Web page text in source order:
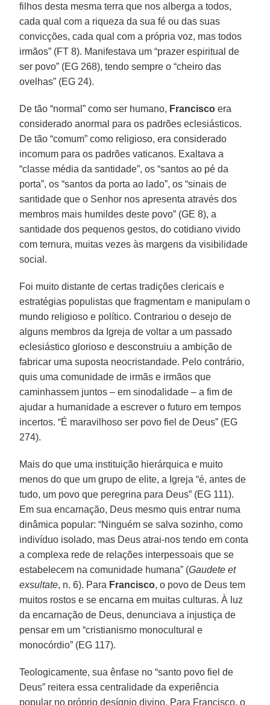
filhos desta mesma terra que nos alberga a todos,
cada qual com a riqueza da sua fé ou das suas
convicções, cada qual com a própria voz, mas todos
irmãos” (FT 8). Manifestava um “prazer espiritual de
ser povo” (EG 268), tendo sempre o “cheiro das
ovelhas” (EG 24).
De tão “normal” como ser humano, Francisco era
considerado anormal para os padrões eclesiásticos.
De tão “comum” como religioso, era considerado
incomum para os padrões vaticanos. Exaltava a
“classe média da santidade”, os “santos ao pé da
porta”, os “santos da porta ao lado”, os “sinais de
santidade que o Senhor nos apresenta através dos
membros mais humildes deste povo” (GE 8), a
santidade dos pequenos gestos, do cotidiano vivido
com ternura, muitas vezes às margens da visibilidade
social.
Foi muito distante de certas tradições clericais e
estratégias populistas que fragmentam e manipulam o
mundo religioso e político. Contrariou o desejo de
alguns membros da Igreja de voltar a um passado
eclesiástico glorioso e desconstruiu a ambição de
fabricar uma suposta neocristandade. Pelo contrário,
quis uma comunidade de irmãs e irmãos que
caminhassem juntos – em sinodalidade – a fim de
ajudar a humanidade a escrever o futuro em tempos
incertos. “É maravilhoso ser povo fiel de Deus” (EG
274).
Mais do que uma instituição hierárquica e muito
menos do que um grupo de elite, a Igreja “é, antes de
tudo, um povo que peregrina para Deus” (EG 111).
Em sua encarnação, Deus mesmo quis entrar numa
dinâmica popular: “Ninguém se salva sozinho, como
indivíduo isolado, mas Deus atrai-nos tendo em conta
a complexa rede de relações interpessoais que se
estabelecem na comunidade humana” (Gaudete et
exsultate, n. 6). Para Francisco, o povo de Deus tem
muitos rostos e se encarna em muitas culturas. À luz
da encarnação de Deus, denunciava a injustiça de
pensar em um “cristianismo monocultural e
monocórdio” (EG 117).
Teologicamente, sua ênfase no “santo povo fiel de
Deus” reitera essa centralidade da experiência
popular no próprio desígnio divino. Para Francisco, o